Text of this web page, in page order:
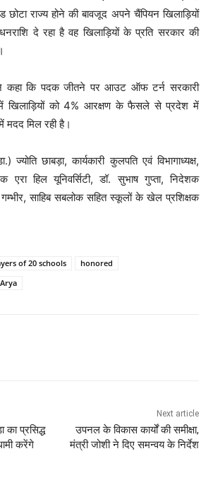
छोटा राज्य होने की बावजूद अपने चैंपियन खिलाड़ियों
दे रहा है वह खिलाड़ियों के प्रति सरकार की
कहा कि पदक जीतने पर आउट ऑफ टर्न सरकारी
में खिलाड़ियों को 4% आरक्षण के फैसले से प्रदेश में
मदद मिल रही है।
छाबड़ा, कार्यकारी कुलपति एवं विभागाध्यक्ष,
एरा हिल यूनिवर्सिटी, डॉ. सुभाष गुप्ता, निदेशक
साहिब सबलोक सहित स्कूलों के खेल प्रशिक्षक
of 20 schools
honored
प्रसिद्ध
करेंगे
Next article
उपनल के विकास कार्यों की समीक्षा,
मंत्री जोशी ने दिए समन्वय के निर्देश